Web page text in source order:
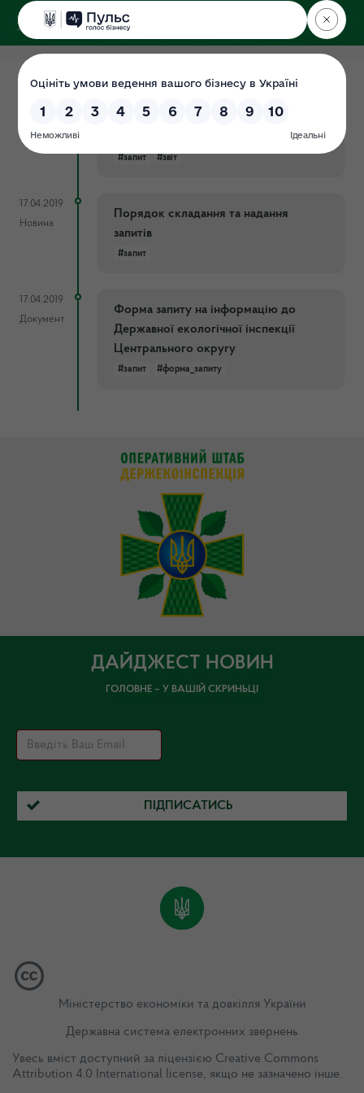
ДЕРЖЕКОІНСПЕКЦІЯ
Центрального округу
04.07.2021
Сторінка
Держекоінспекції у період з 2014 по
#запит #звіт
17.04.2019
Новина
Порядок складання та надання
запитів
#запит
17.04.2019
Документ
Форма запиту на інформацію до
Державної екологічної інспекції
Центрального округу
#запит #форма_запиту
ДАЙДЖЕСТ НОВИН
ГОЛОВНЕ – У ВАШІЙ СКРИНЬЦІ
ПІДПИСАТИСЬ
Міністерство економіки та довкілля України
Державна система електронних звернень
Увесь вміст доступний за ліцензією Creative Commons
Attribution 4.0 International license, якщо не зазначено інше.